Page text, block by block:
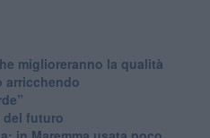
miglioreranno la qualità
arricchendo
del futuro